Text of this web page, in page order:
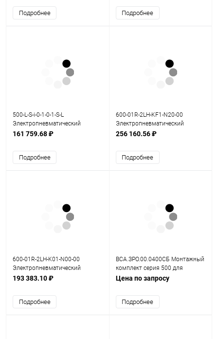
Подробнее Подробнее
500-L-S-i-0-1-0-1-S-L
Электропневматический
позиционер серия 500
161 759.68 ₽
Подробнее
600-01R-2LH-KF1-N20-00
Электропневматический
позиционер серия 600
256 160.56 ₽
Подробнее
600-01R-2LH-K01-N00-00
Электропневматический
позиционер серия 600
193 383.10 ₽
Подробнее
ВСА.ЗРО.00.0400СБ Монтажный
комплект серия 500 для
поворотного привод Namur
Цена по запросу
Подробнее